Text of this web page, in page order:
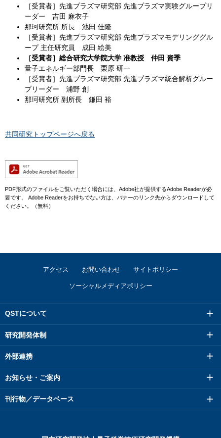
［受賞者］先進プラズマ研究部 先進プラズマ実験グループリ
ーダー 吉田 麻衣子
那珂研究所 所長 池田 佳隆
［受賞者］先進プラズマ研究部 先進プラズマモデリンググル
ープ 主任研究員 成田 絵美
［受賞者］総合研究大学院大学 准教授 仲田 資季
量子エネルギー部門長 栗原 研一
［受賞者］先進プラズマ研究部 先進プラズマ統合解析グルー
プリーダー 浦野 創
那珂研究所 副所長 鎌田 裕
共同研究トップページへ戻る
PDF形式のファイルをご覧いただく場合には、Adobe社が提供するAdobe Readerが必
要です。
Adobe Readerをお持ちでない方は、バナーのリンク先からダウンロードして
ください。（無料）
アクセス お問い合わせ サイトポリシー
ソーシャルメディアポリシー
QSTについて
研究開発体制
外部連携
お知らせ・ご案内
刊行物／データベース